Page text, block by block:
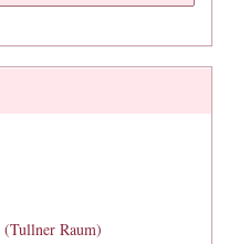
(Tullner Raum)